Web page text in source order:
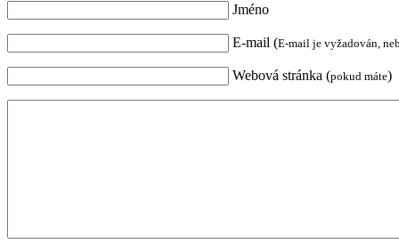
Jméno
E-mail (E-mail je vyžadován,
Webová stránka (pokud máte)